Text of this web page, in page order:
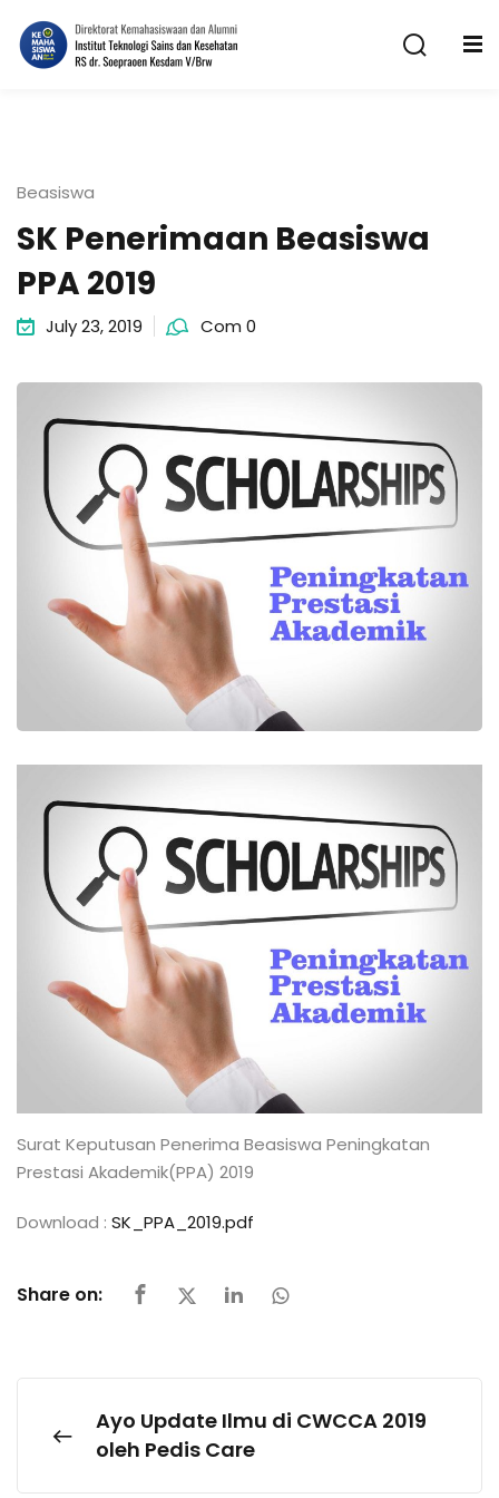
content
Beasiswa
SK Penerimaan Beasiswa
PPA 2019
July 23, 2019 Com 0
Surat Keputusan Penerima Beasiswa Peningkatan
Prestasi Akademik(PPA) 2019
Download : SK_PPA_2019.pdf
Share on:
Ayo Update Ilmu di CWCCA 2019
oleh Pedis Care